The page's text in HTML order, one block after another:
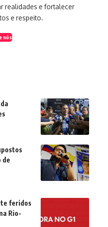
realidades e fortalecer
e respeito.
nós
de
feridos
Rio-